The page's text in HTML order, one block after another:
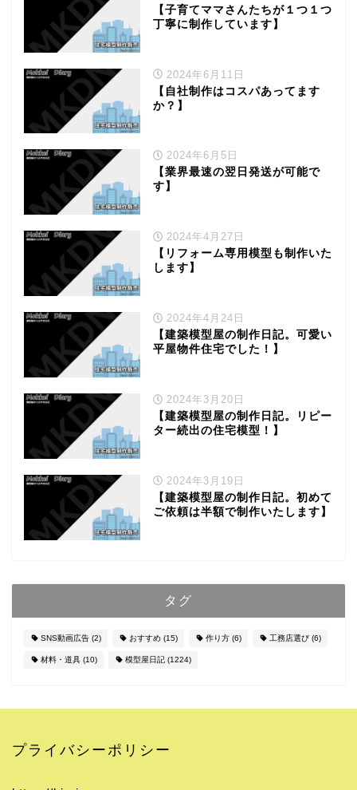
【子育てママさんたちが１つ１つ
丁寧に制作しています】
2024年6月11日
【自社制作はコスパあってます
か？】
2024年6月5日
【業界最速の翌日発送が可能で
す】
2024年4月27日
【リフォーム専用模型も制作いた
します】
2024年4月24日
【建築模型屋の制作日記。可愛い
平屋物件住宅でした！】
2024年3月20日
【建築模型屋の制作日記。リピー
ター続出の住宅模型！】
2024年3月19日
【建築模型屋の制作日記。初めて
ご依頼は半額で制作いたします】
タグ
SNS動画広告 (2) おすすめ (15) 作り方 (6) 工務店選び (6)
材料・道具 (10) 模型屋日記 (1224)
プライバシーポリシー